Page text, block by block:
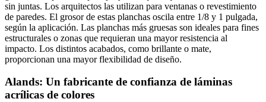
sin juntas. Los arquitectos las utilizan para ventanas o revestimiento
de paredes. El grosor de estas planchas oscila entre 1/8 y 1 pulgada,
según la aplicación. Las planchas más gruesas son ideales para fines
estructurales o zonas que requieran una mayor resistencia al
impacto. Los distintos acabados, como brillante o mate,
proporcionan una mayor flexibilidad de diseño.
Alands: Un fabricante de confianza de láminas
acrílicas de colores